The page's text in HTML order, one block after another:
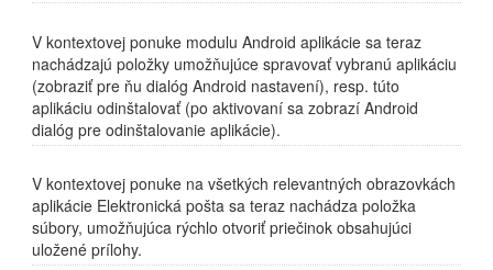
V kontextovej ponuke modulu Android aplikácie sa teraz
nachádzajú položky umožňujúce spravovať vybranú aplikáciu
(zobraziť pre ňu dialóg Android nastavení), resp. túto
aplikáciu odinštalovať (po aktivovaní sa zobrazí Android
dialóg pre odinštalovanie aplikácie).
V kontextovej ponuke na všetkých relevantných obrazovkách
aplikácie Elektronická pošta sa teraz nachádza položka
súbory, umožňujúca rýchlo otvoriť priečinok obsahujúci
uložené prílohy.